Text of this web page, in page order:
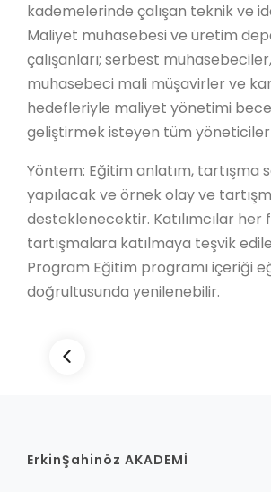
kademelerinde çalışan teknik ve
Maliyet muhasebesi ve üretim
çalışanları; serbest
muhasebeci mali müşavirler ve
hedefleriyle maliyet yönetimi
geliştirmek isteyen tüm yöneticiler
Yöntem: Eğitim anlatım, tartışma
yapılacak ve örnek olay ve
desteklenecektir. Katılımcılar her
tartışmalara katılmaya teşvik
Program Eğitim programı içeriği
doğrultusunda yenilenebilir.
ErkinŞahinöz AKADEMİ